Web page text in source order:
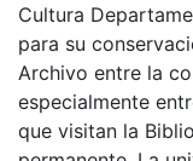
Cultura
para su
Archivo entre la
especialmente
que visitan la